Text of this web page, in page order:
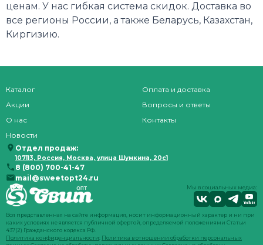
ценам. У нас гибкая система скидок. Доставка во
все регионы России, а также Беларусь, Казахстан,
Киргизию.
Каталог
Акции
О нас
Новости
Оплата и доставка
Вопросы и ответы
Контакты
Отдел продаж:
107113, Россия, Москва, улица Шумкина, 20с1
8 (800) 700-41-47
mail@sweetopt24.ru
Мы в социальных медиа:
Вся представленная на сайте информация, носит информационный характер и ни при
каких условиях не является публичной офертой, определяемой положениями Статьи
437(2) Гражданского кодекса РФ.
Политика конфиденциальности; Политика в отношении обработки персональных